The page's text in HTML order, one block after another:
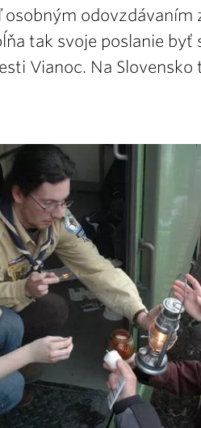
osobným
tak svoje poslanie byť
Vianoc. Na